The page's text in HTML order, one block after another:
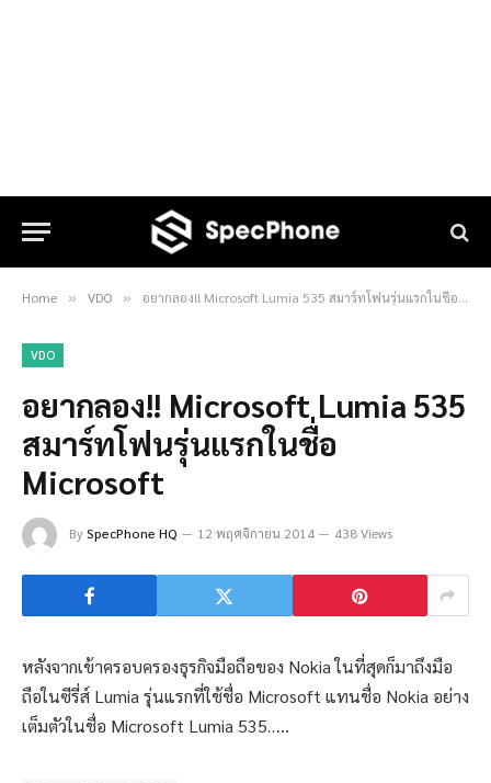
Home » VDO » อยากลอง!! Microsoft Lumia 535 สมาร์ทโฟนรุ่นแรกในชื่อ Microsoft
VDO
อยากลอง!! Microsoft Lumia 535
สมาร์ทโฟนรุ่นแรกในชื่อ
Microsoft
BySpecPhone HQ 12 พฤศจิกายน 2014 438 Views
หลังจากเข้าครอบครองธุรกิจมือถือของ Nokia ในที่สุดก็มาถึงมือ
ถือในซีรี่ส์ Lumia รุ่นแรกที่ใช้ชื่อ Microsoft แทนชื่อ Nokia อย่าง
เต็มตัวในชื่อ Microsoft Lumia 535…..